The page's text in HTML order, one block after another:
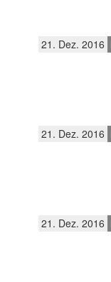
21. Dez. 2016
21. Dez. 2016
21. Dez. 2016